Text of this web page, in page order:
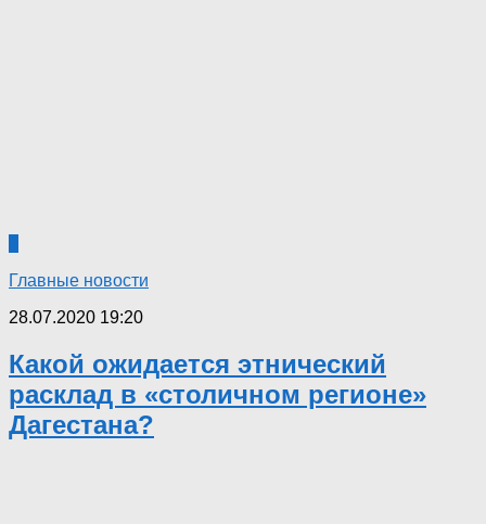
Главные новости
28.07.2020 19:20
Какой ожидается этнический
расклад в «столичном регионе»
Дагестана?